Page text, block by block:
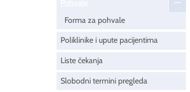
Forma za pohvale
Poliklinike i upute pacijentima
Liste čekanja
Slobodni termini pregleda